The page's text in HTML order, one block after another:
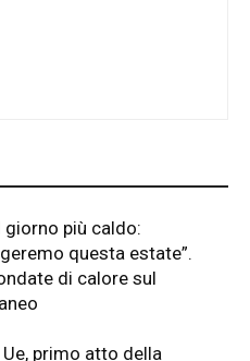
giorno più caldo:
questa estate”.
di calore sul
primo atto della